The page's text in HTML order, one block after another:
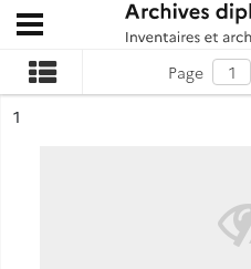
Archives diplomatiques
Ouvrir le menu déroulant
Page
n°
1